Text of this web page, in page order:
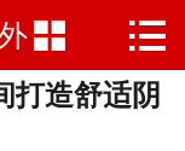
网站首页
目案例
 
打造舒适阴